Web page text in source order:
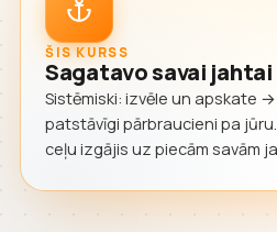
ŠIS KURSS
Sagatavo savai jahtai
Sistēmiski: izvēle un apskate
patstāvīgi pārbraucieni pa
ceļu izgājis uz piecām savām